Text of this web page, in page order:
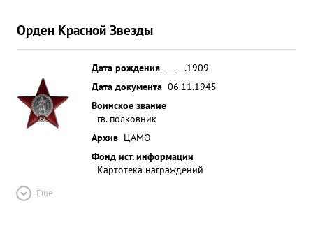
Орден Красной Звезды
Дата рождения
__.__.1909
Дата документа 06.11.1945
Воинское звание
гв. полковник
Архив ЦАМО
Фонд ист. информации
Картотека награждений
Ещё